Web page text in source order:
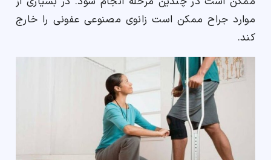
موارد جراح ممکن است زانوی مصنوعی عفونی را خارج
کند.